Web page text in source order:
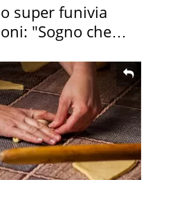
super funivia
"Sogno che si